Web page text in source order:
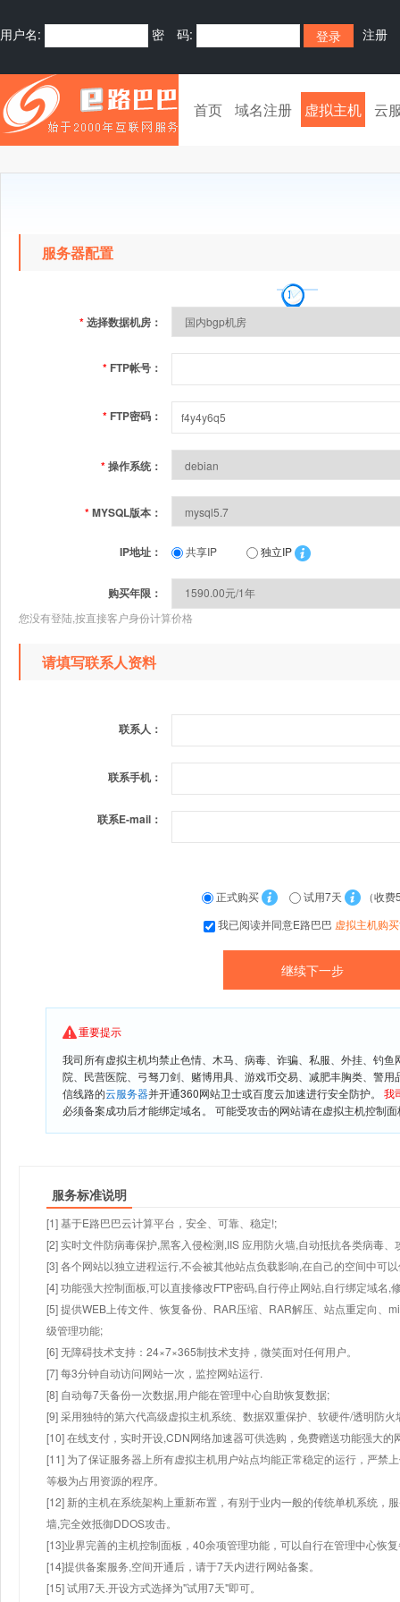
用户名: 密 码: 注册
首页 域名注册 虚拟主机 云
服务器配置
*选择数据机房：
* FTP帐号：
* FTP密码：
*操作系统：
*MYSQL版本：
IP地址： 共享IP 独立IP
购买年限：
您没有登陆,按直接客户身份计算价格
请填写联系人资料
联系人：
联系手机：
联系E-mail：
正式购买 试用7天
（收费
我已阅读并同意E路巴巴 虚拟主机购
重要提示
我司所有虚拟主机均禁止色情、木马、病毒、诈骗、私服、外挂、钓
院、民营医院、弓驽刀剑、赌博用具、游戏币交易、减肥丰胸类、警
信线路的云服务器并开通360网站卫士或百度云加速进行安全防护。 我
必须备案成功后才能绑定域名。 可能受攻击的网站请在虚拟主机控制
服务标准说明
[1] 基于E路巴巴云计算平台，安全、可靠、稳定!;
[2] 实时文件防病毒保护,黑客入侵检测,IIS 应用防火墙,自动抵抗各类病毒、
[3] 各个网站以独立进程运行,不会被其他站点负载影响,在自己的空间中可
[4] 功能强大控制面板,可以直接修改FTP密码,自行停止网站,自行绑定域名,
[5] 提供WEB上传文件、恢复备份、RAR压缩、RAR解压、站点重定向、
级管理功能;
[6] 无障碍技术支持：24×7×365制技术支持，微笑面对任何用户。
[7] 每3分钟自动访问网站一次，监控网站运行.
[8] 自动每7天备份一次数据,用户能在管理中心自助恢复数据;
[9] 采用独特的第六代高级虚拟主机系统、数据双重保护、软硬件/透明防火
[10] 在线支付，实时开设,CDN网络加速器可供选购，免费赠送功能强大
[11] 为了保证服务器上所有虚拟主机用户站点均能正常稳定的运行，严禁
等极为占用资源的程序。
[12] 新的主机在系统架构上重新布置，有别于业内一般的传统单机系统，
墙,完全效抵御DDOS攻击。
[13]业界完善的主机控制面板，40余项管理功能，可以自行在管理中心恢
[14]提供备案服务,空间开通后，请于7天内进行网站备案。
[15] 试用7天.开设方式选择为"试用7天"即可。